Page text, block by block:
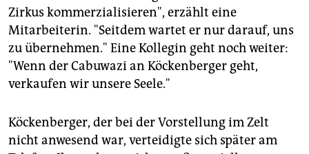
Zirkus kommerzialisieren", erzählt eine
Mitarbeiterin. "Seitdem wartet er nur darauf, uns
zu übernehmen." Eine Kollegin geht noch weiter:
"Wenn der Cabuwazi an Köckenberger geht,
verkaufen wir unsere Seele."
Köckenberger, der bei der Vorstellung im Zelt
nicht anwesend war, verteidigte sich später am